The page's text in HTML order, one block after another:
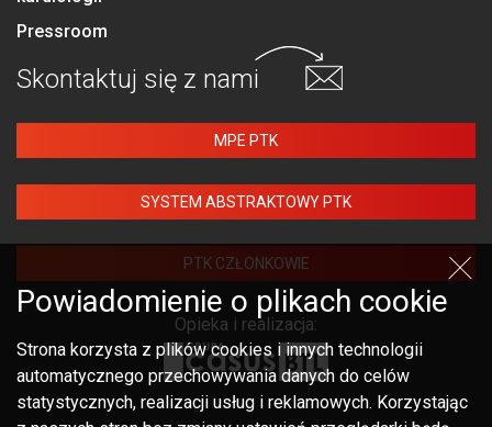
Pressroom
Skontaktuj się z nami
MPE PTK
SYSTEM ABSTRAKTOWY PTK
PTK CZŁONKOWIE
Opieka i realizacja:
Powiadomienie o plikach cookie
Strona korzysta z plików cookies i innych technologii
automatycznego przechowywania danych do celów
statystycznych, realizacji usług i reklamowych. Korzystając